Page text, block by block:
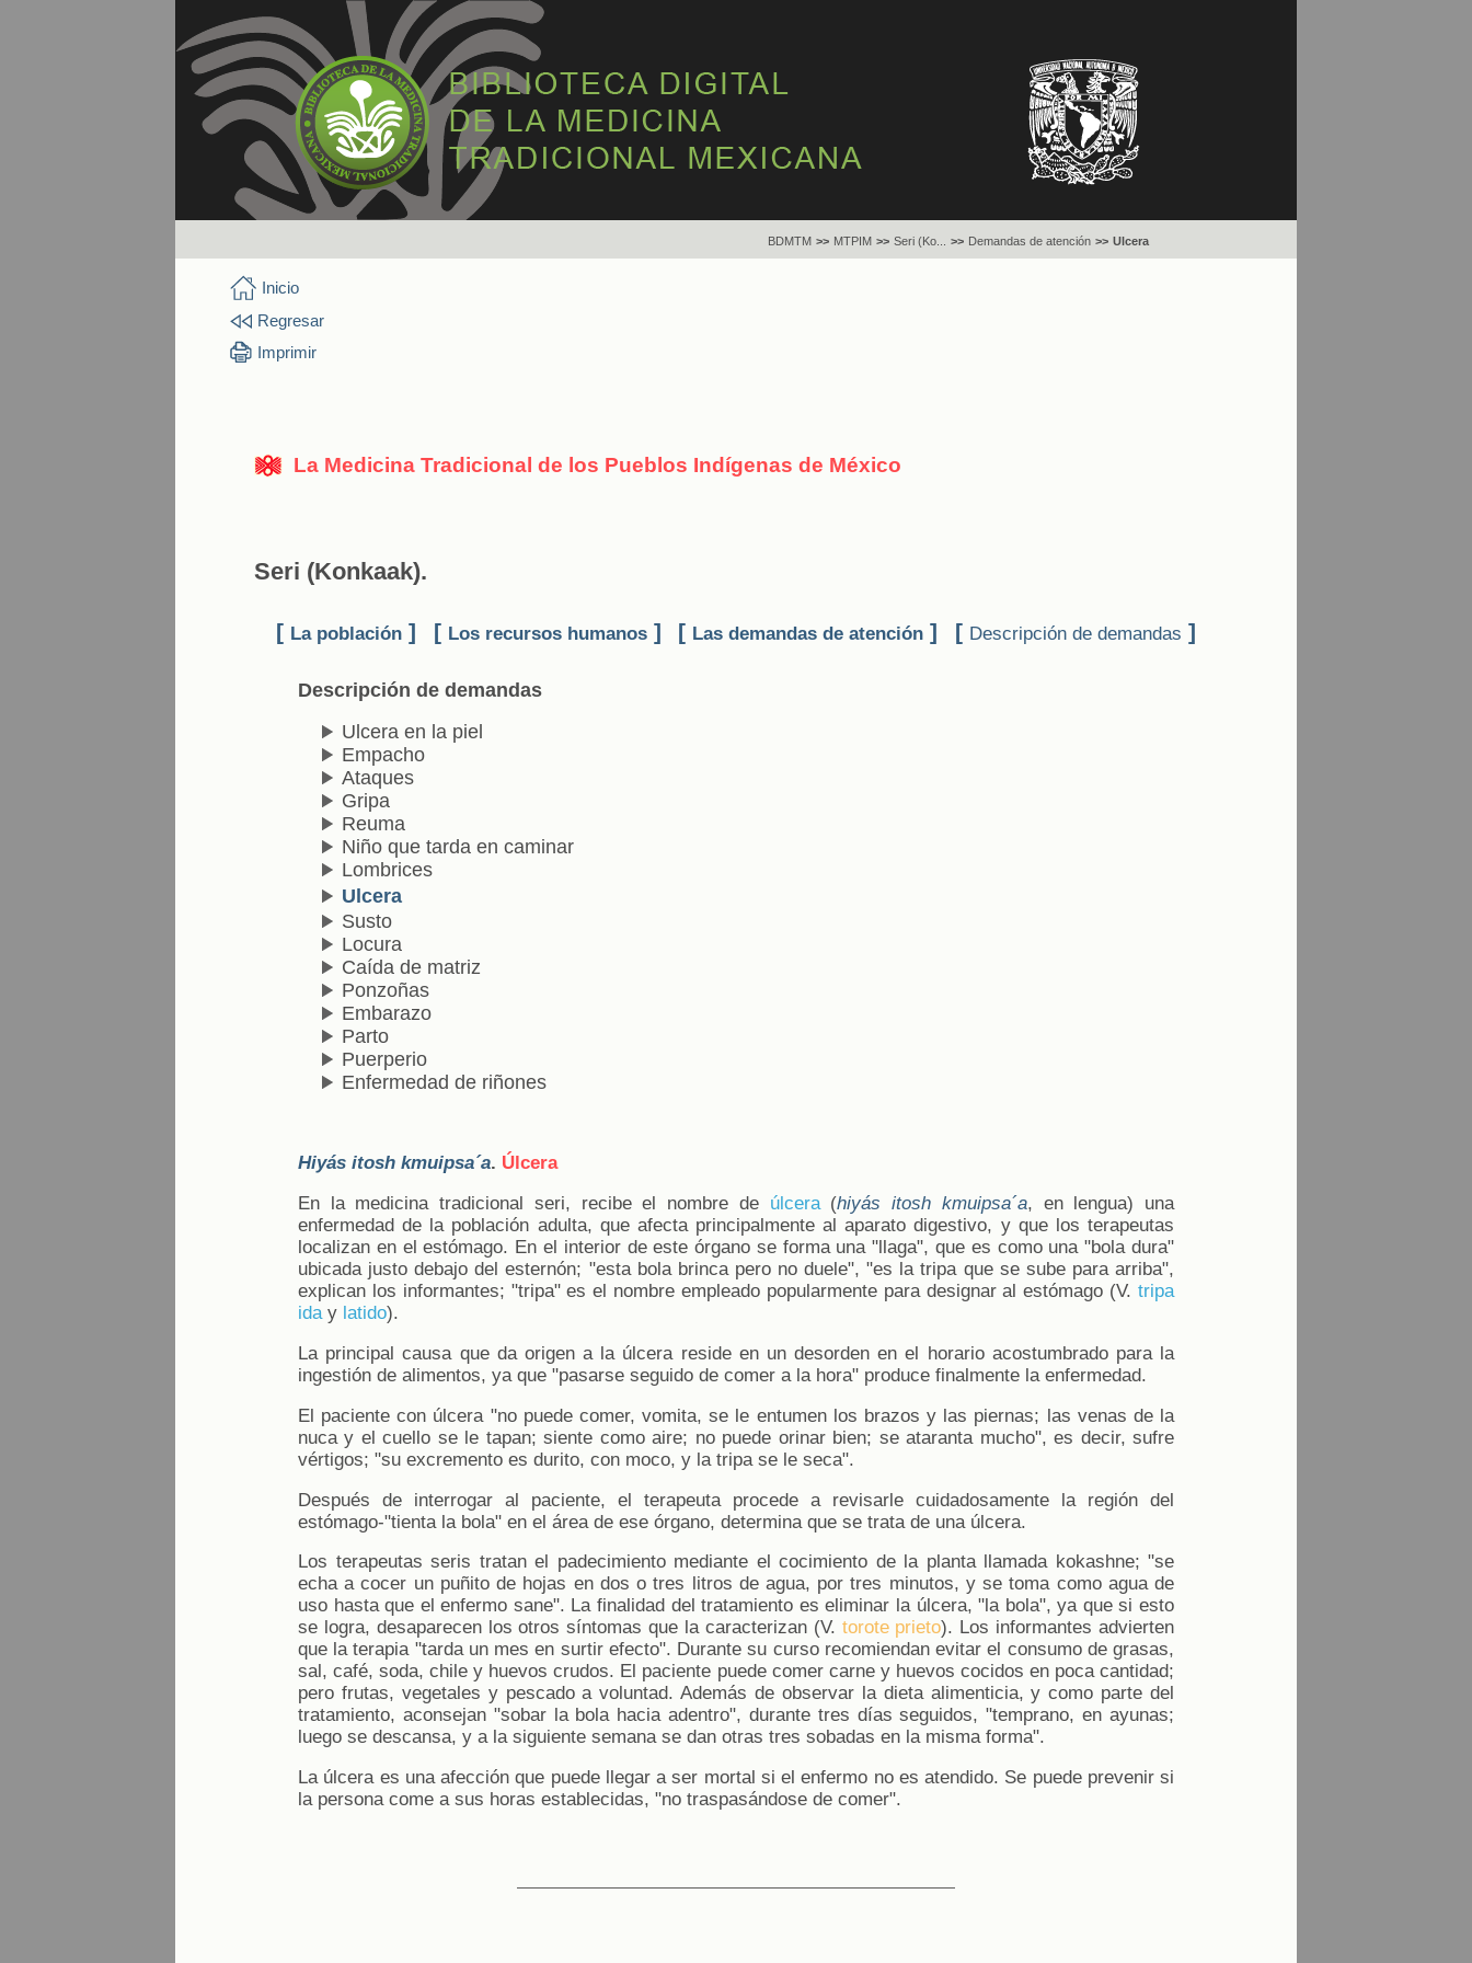
BDMTM >> MTPIM >> Seri (Ko... >> Demandas de atención >> Ulcera
Inicio
Regresar
Imprimir
La Medicina Tradicional de los Pueblos Indígenas de México
Seri (Konkaak).
[ La población ] [ Los recursos humanos ] [ Las demandas de atención ] [ Descripción de demandas ]
Descripción de demandas
Ulcera en la piel
Empacho
Ataques
Gripa
Reuma
Niño que tarda en caminar
Lombrices
Ulcera
Susto
Locura
Caída de matriz
Ponzoñas
Embarazo
Parto
Puerperio
Enfermedad de riñones
Hiyás itosh kmuipsa´a. Úlcera
En la medicina tradicional seri, recibe el nombre de úlcera(hiyás itosh kmuipsa´a, en lengua) una
enfermedad de la población adulta, que afecta principalmente al aparato digestivo, y que los terapeutas
localizan en el estómago. En el interior de este órgano se forma una "llaga", que es como una "bola dura"
ubicada justo debajo del esternón; "esta bola brinca pero no duele", "es la tripa que se sube para arriba",
explican los informantes; "tripa" es el nombre empleado popularmente para designar al estómago (V. tripa
iday latido).
La principal causa que da origen a la úlcera reside en un desorden en el horario acostumbrado para la
ingestión de alimentos, ya que "pasarse seguido de comer a la hora" produce finalmente la enfermedad.
El paciente con úlcera "no puede comer, vomita, se le entumen los brazos y las piernas; las venas de la
nuca y el cuello se le tapan; siente como aire; no puede orinar bien; se ataranta mucho", es decir, sufre
vértigos; "su excremento es durito, con moco, y la tripa se le seca".
Después de interrogar al paciente, el terapeuta procede a revisarle cuidadosamente la región del
estómago-"tienta la bola" en el área de ese órgano, determina que se trata de una úlcera.
Los terapeutas seris tratan el padecimiento mediante el cocimiento de la planta llamada kokashne; "se
echa a cocer un puñito de hojas en dos o tres litros de agua, por tres minutos, y se toma como agua de
uso hasta que el enfermo sane". La finalidad del tratamiento es eliminar la úlcera, "la bola", ya que si esto
se logra, desaparecen los otros síntomas que la caracterizan (V. torote prieto). Los informantes advierten
que la terapia "tarda un mes en surtir efecto". Durante su curso recomiendan evitar el consumo de grasas,
sal, café, soda, chile y huevos crudos. El paciente puede comer carne y huevos cocidos en poca cantidad;
pero frutas, vegetales y pescado a voluntad. Además de observar la dieta alimenticia, y como parte del
tratamiento, aconsejan "sobar la bola hacia adentro", durante tres días seguidos, "temprano, en ayunas;
luego se descansa, y a la siguiente semana se dan otras tres sobadas en la misma forma".
La úlcera es una afección que puede llegar a ser mortal si el enfermo no es atendido. Se puede prevenir si
la persona come a sus horas establecidas, "no traspasándose de comer".